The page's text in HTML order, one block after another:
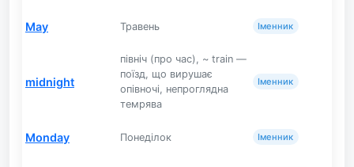
May Травень Іменник
midnight
північ (про час), ~ train —
поїзд, що вирушає
опівночі, непроглядна
темрява
Іменник
Monday Понеділок Іменник